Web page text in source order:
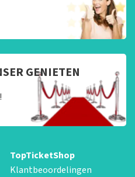
GENIETEN
TopTicketShop
Klantbeoordelingen